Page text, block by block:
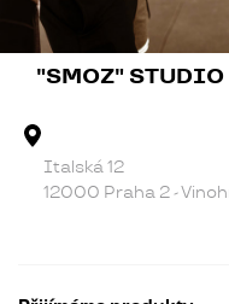
"SMOZ" STUDIO
Italská 12
12000 Praha 2 -